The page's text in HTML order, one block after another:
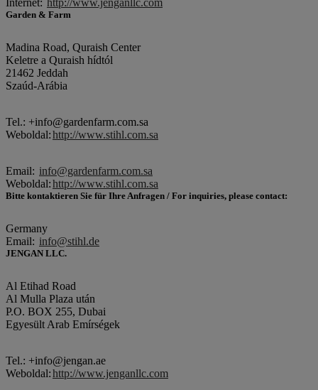
Internet: http://www.jenganllc.com
Garden & Farm
Madina Road, Quraish Center
Keletre a Quraish hídtól
21462 Jeddah
Szaúd-Arábia
Tel.: +info@gardenfarm.com.sa
Weboldal:http://www.stihl.com.sa
Email: info@gardenfarm.com.sa
Weboldal:http://www.stihl.com.sa
Bitte kontaktieren Sie für Ihre Anfragen / For inquiries, please contact:
Germany
Email: info@stihl.de
JENGAN LLC.
Al Etihad Road
Al Mulla Plaza után
P.O. BOX 255, Dubai
Egyesült Arab Emírségek
Tel.: +info@jengan.ae
Weboldal:http://www.jenganllc.com